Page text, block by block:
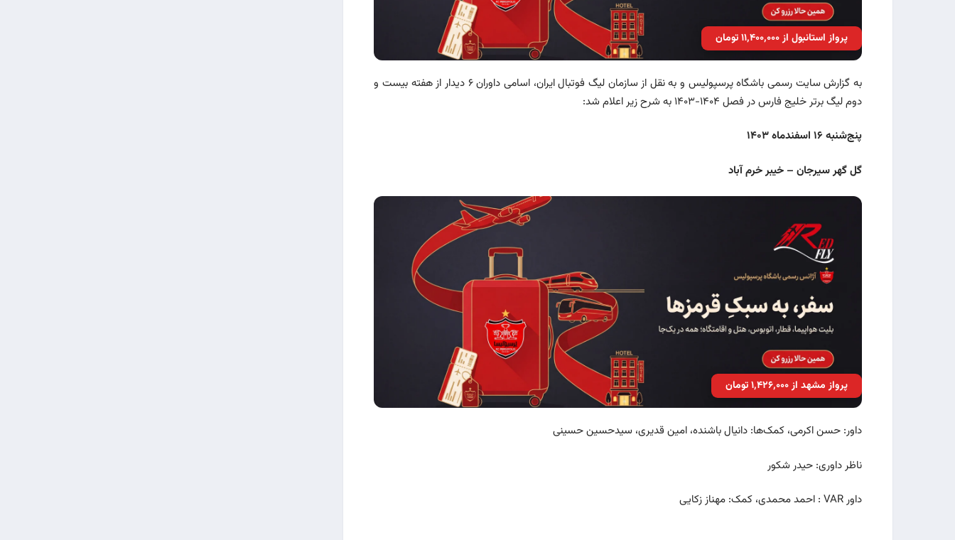
پرواز استانبول از ۱۱٬۴۰۰٬۰۰۰ تومان
به گزارش سایت رسمی باشگاه پرسپولیس و به نقل از سازمان لیگ فوتبال ایران، اسامی داوران ۶ دیدار از هفته بیست و
دوم لیگ برتر خلیج فارس در فصل ۱۴۰۴-۱۴۰۳ به شرح زیر اعلام شد:
پنج‌شنبه ۱۶ اسفندماه۱۴۰۳
گلگهر سیرجان – خیبر خرم آباد
پرواز مشهد از ۱٬۴۲۶٬۰۰۰ تومان
داور: حسن اکرمی، کمک‌ها: دانیال باشنده، امین قدیری، سیدحسین حسینی
ناظر داوری: حیدر شکور
داور VAR : احمد محمدی، کمک: مهناز زکایی